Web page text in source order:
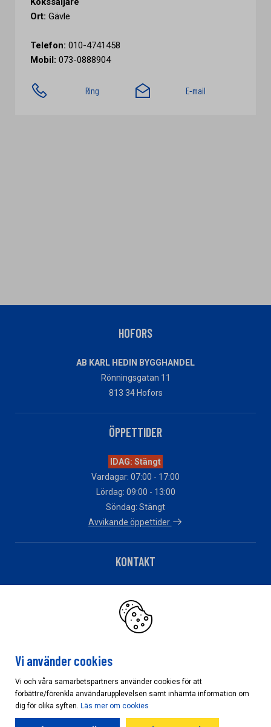
Ort: Gävle
Telefon: 010-4741458
Mobil: 073-0888904
Ring E-mail
HOFORS
AB KARL HEDIN BYGGHANDEL
Rönningsgatan 11
813 34 Hofors
ÖPPETTIDER
IDAG: Stängt
Vardagar: 07:00 - 17:00
Lördag: 09:00 - 13:00
Söndag: Stängt
Avvikande öppettider
KONTAKT
Har du fakturafrågor?
Klicka här
Cookieinställningar
Vi använder cookies
Vi och våra samarbetspartners använder cookies för att
förbättre/förenkla användarupplevelsen samt inhämta information om
dig för olika syften. Läs mer om cookies